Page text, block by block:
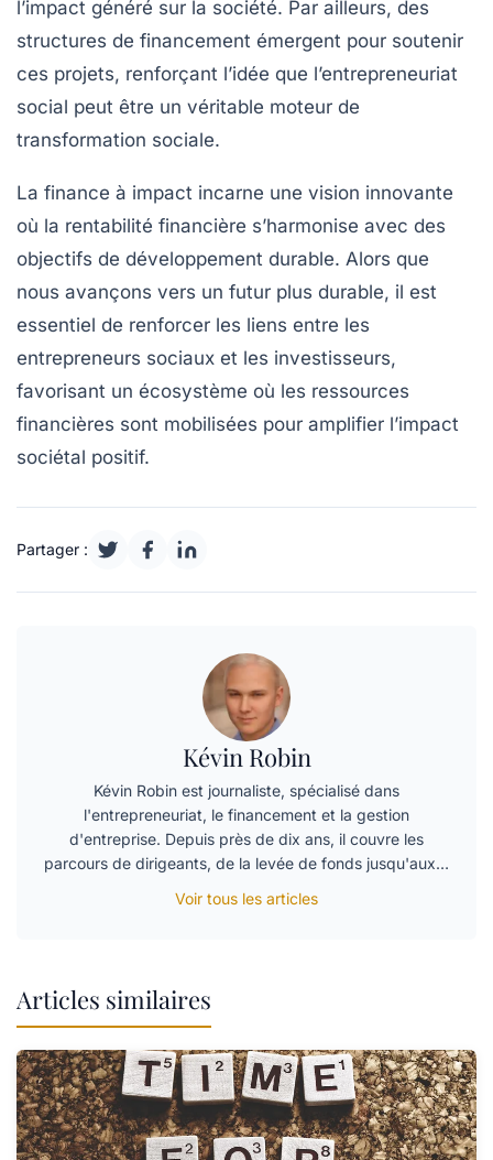
l’impact généré sur la société. Par ailleurs, des
structures de financement émergent pour soutenir
ces projets, renforçant l’idée que l’entrepreneuriat
social peut être un véritable moteur de
transformation sociale.
La finance à impact incarne une vision innovante
où la rentabilité financière s’harmonise avec des
objectifs de développement durable. Alors que
nous avançons vers un futur plus durable, il est
essentiel de renforcer les liens entre les
entrepreneurs sociaux et les investisseurs,
favorisant un écosystème où les ressources
financières sont mobilisées pour amplifier l’impact
sociétal positif.
Partager :
Kévin Robin
Kévin Robin est journaliste, spécialisé dans
l'entrepreneuriat, le financement et la gestion
d'entreprise. Depuis près de dix ans, il couvre les
parcours de dirigeants, de la levée de fonds jusqu'aux…
Voir tous les articles
Articles similaires